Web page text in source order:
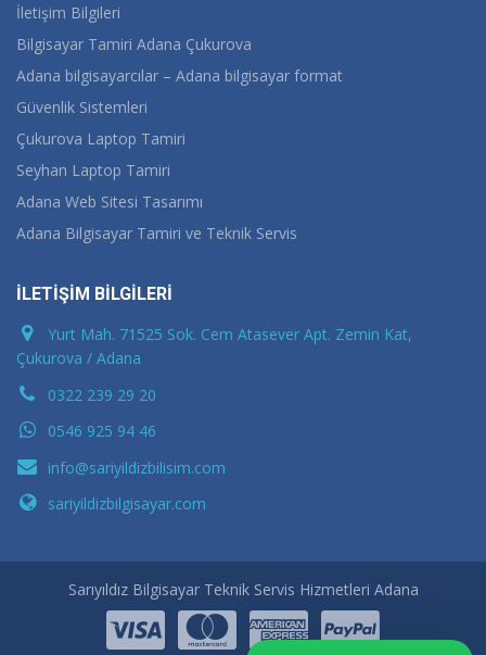
İletişim Bilgileri
Bilgisayar Tamiri Adana Çukurova
Adana bilgisayarcılar – Adana bilgisayar format
Güvenlik Sistemleri
Çukurova Laptop Tamiri
Seyhan Laptop Tamiri
Adana Web Sitesi Tasarımı
Adana Bilgisayar Tamiri ve Teknik Servis
İLETİŞİM BİLGİLERİ
Yurt Mah. 71525 Sok. Cem Atasever Apt. Zemin Kat,
Çukurova / Adana
0322 239 29 20
0546 925 94 46
info@sariyildizbilisim.com
sariyildizbilgisayar.com
Sarıyıldız Bilgisayar Teknik Servis Hizmetleri Adana